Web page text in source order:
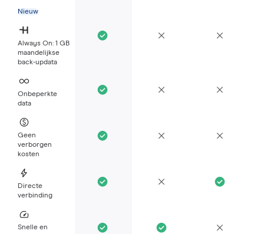
Nieuw
Always On: 1 GB
maandelijkse
back-updata
Onbeperkte
data
Geen
verborgen
kosten
Directe
verbinding
Snelle en